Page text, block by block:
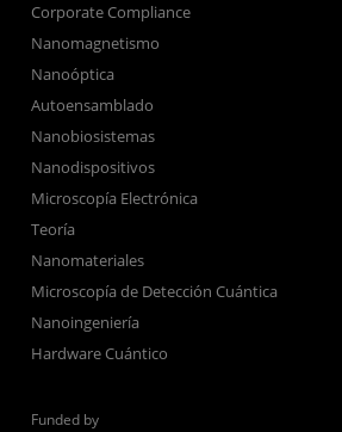
Corporate Compliance
Nanomagnetismo
Nanoóptica
Autoensamblado
Nanobiosistemas
Nanodispositivos
Microscopía Electrónica
Teoría
Nanomateriales
Microscopía de Detección Cuántica
Nanoingeniería
Hardware Cuántico
Funded by